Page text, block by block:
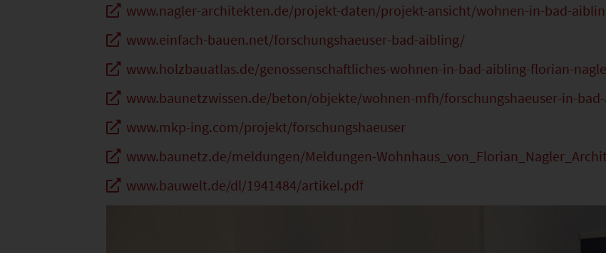
www.nagler-architekten.de/projekt-daten/projekt-ansicht/wohnen-in-bad-
www.einfach-bauen.net/forschungshaeuser-bad-aibling/
www.holzbauatlas.de/genossenschaftliches-wohnen-in-bad-aibling-florian-
www.baunetzwissen.de/beton/objekte/wohnen-mfh/forschungshaeuser-in-
www.mkp-ing.com/projekt/forschungshaeuser
www.baunetz.de/meldungen/Meldungen-
www.bauwelt.de/dl/1941484/artikel.pdf